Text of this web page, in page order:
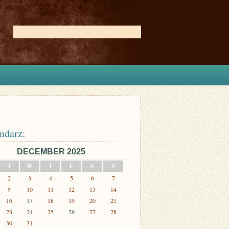
DECEMBER 2025
T W T F S S
2 3 4 5 6
7
9 10 11 12 13
14
16 17 18 19 20
21
23 24 25 26 27
28
30 31